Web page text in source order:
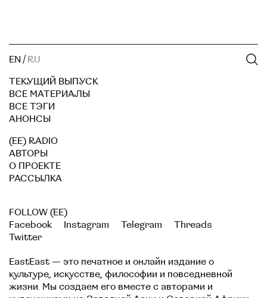
EN / RU
ТЕКУЩИЙ ВЫПУСК
ВСЕ МАТЕРИАЛЫ
ВСЕ ТЭГИ
АНОНСЫ
(EE) RADIO
АВТОРЫ
О ПРОЕКТЕ
РАССЫЛКА
FOLLOW (EE)
Facebook
Instagram Telegram
Threads
Twitter
EastEast — это печатное и онлайн издание о
культуре, искусстве, философии и повседневной
жизни. Мы создаем его вместе с авторами и